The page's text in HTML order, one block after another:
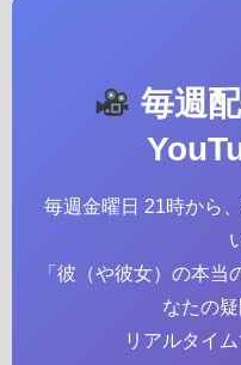
毎週
毎週金曜日 21時から
「彼（や彼女）の本
なたの疑
リアルタイ